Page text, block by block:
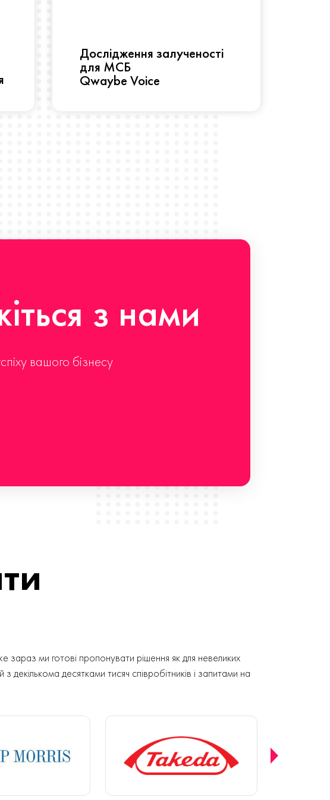
Дослідження залученості
для МСБ
Qwaybe Voice
з нами
вашого бізнесу
ми готові пропонувати рішення як для невеликих
декількома десятками тисяч співробітників і запитами на